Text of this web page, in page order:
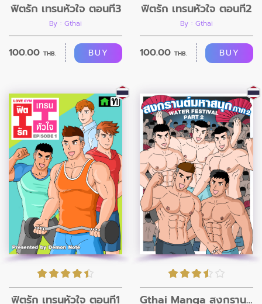
ฟิตรัก เทรนหัวใจ ตอนที่3
By : Gthai
100.00 THB. BUY
ฟิตรัก เทรนหัวใจ ตอนที่2
By : Gthai
100.00 THB. BUY
ฟิตรัก เทรนหัวใจ ตอนที่1 Gthai Manga สงกรานต์มหาสนุก ภาค 2